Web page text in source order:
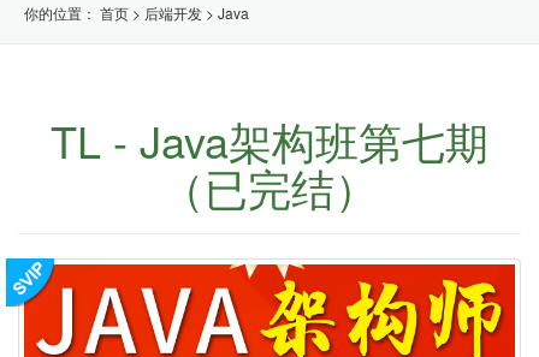
你的位置： 首页 > 后端开发 > Java
TL - Java架构班第七期
（已完结）